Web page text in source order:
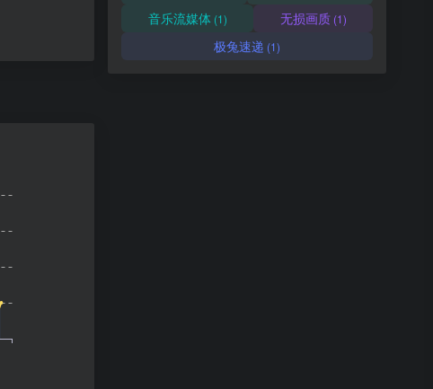
音乐流媒体(1) 无损画质(1)
极兔速递 (1)